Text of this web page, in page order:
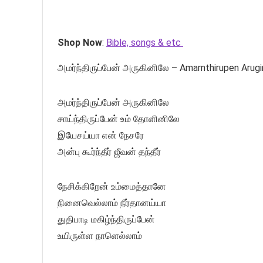
Shop Now: Bible, songs & etc
அமர்ந்திருப்பேன் அருகினிலே – Amarnthirupen
அமர்ந்திருப்பேன் அருகினிலே
சாய்ந்திருப்பேன் உம் தோளினிலே
இயேசய்யா என் நேசரே
அன்பு கூர்ந்தீர் ஜீவன் தந்தீர்
நேசிக்கிறேன் உம்மைத்தானே
நினைவெல்லாம் நீர்தானய்யா
துதிபாடி மகிழ்ந்திருப்பேன்
உயிருள்ள நாளெல்லாம்